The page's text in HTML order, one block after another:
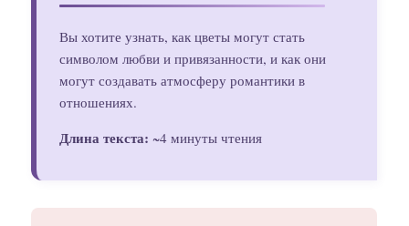
Вы хотите узнать, как цветы могут стать
символом любви и привязанности, и как они
могут создавать атмосферу романтики в
отношениях.
Длина текста: ~4 минуты чтения